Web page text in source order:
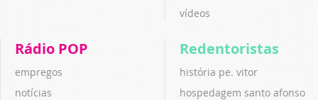
vídeos
Rádio POP
empregos
notícias
Redentoristas
história pe. vitor
hospedagem santo afonso